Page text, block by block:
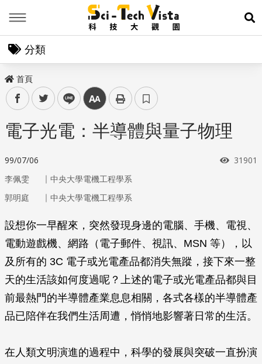
展
分類
首頁
facebooktwitter line 中
電子光電：半導體與量子物理
99/07/06 瀏覽次
31901
李佩雯 ｜ 中央大學電機工程學系
郭明庭
｜ 中央大學電機工程學系
設想你一早醒來，突然發現身邊的電腦、手機、電視、
電動遊戲機、網路（電子郵件、視訊、MSN 等），以
及所有的 3C 電子或光電產品都消失無蹤，接下來一整
天的生活該如何度過呢？上述的電子或光電產品都與目
前最熱門的半導體產業息息相關，各式各樣的半導體產
品已陪伴在我們生活周遭，悄悄地影響著日常的生活。
在人類文明演進的過程中，科學的發展與突破一直扮演